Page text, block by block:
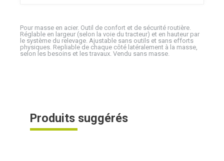
Pour masse en acier. Outil de confort et de sécurité routière.
Réglable en largeur (selon la voie du tracteur) et en hauteur par
le système du relevage. Ajustable sans outils et sans efforts
physiques. Repliable de chaque côté latéralement à la masse,
selon les besoins et les travaux. Vendu sans masse.
Produits suggérés